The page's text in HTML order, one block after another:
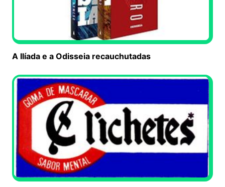
A Ilíada e a Odisseia recauchutadas